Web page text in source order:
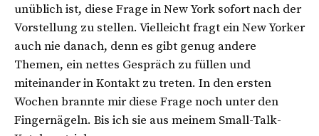
unüblich ist, diese Frage in New York sofort nach der
Vorstellung zu stellen. Vielleicht fragt ein New Yorker
auch nie danach, denn es gibt genug andere
Themen, ein nettes Gespräch zu füllen und
miteinander in Kontakt zu treten. In den ersten
Wochen brannte mir diese Frage noch unter den
Fingernägeln. Bis ich sie aus meinem Small-Talk-